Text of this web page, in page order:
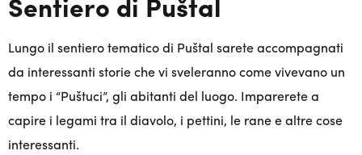
Lungo il sentiero tematico di Puštal sarete accompagnati
da interessanti storie che vi sveleranno come vivevano un
tempo i “Puštuci”, gli abitanti del luogo. Imparerete a
capire i legami tra il diavolo, i pettini, le rane e altre cose
interessanti.